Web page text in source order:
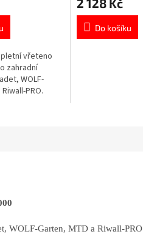
vřeteno
zahradní
WOLF-
PRO.
Do košíku
WOLF-Garten, MTD a Riwall-PRO